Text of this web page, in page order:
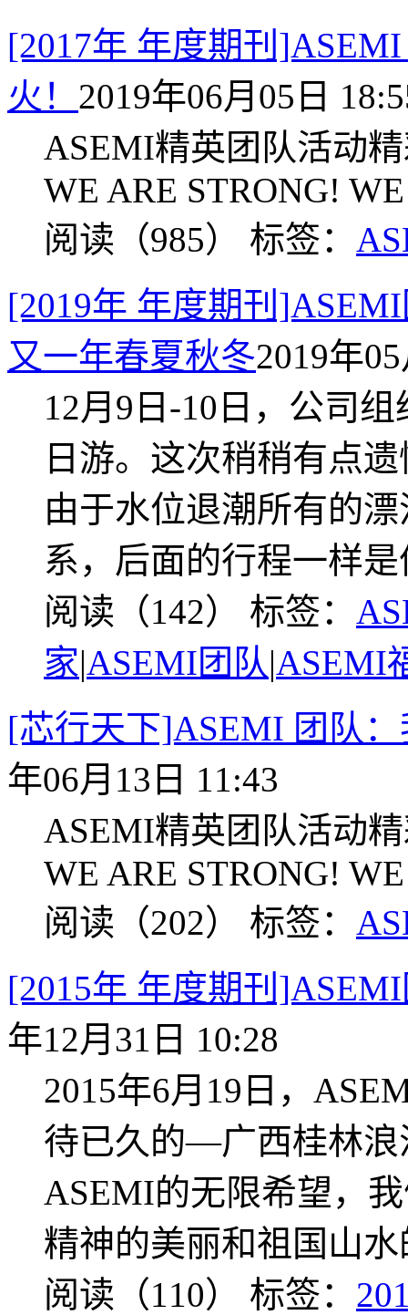
[2017年 年度期刊
火！ 2019年06月05日
ASEMI精英团队活动
WE ARE STRONG!
阅读（985） 标签：
[2019年 年度期刊
又一年春夏秋冬2019年
12月9日-10日，公司
日游。这次稍稍有点
由于水位退潮所有的
系，后面的行程一样
阅读（142） 标签：
家|ASEMI团队|ASEMI
[芯行天下]ASEMI 团队
年06月13日 11:43
ASEMI精英团队活动
WE ARE STRONG!
阅读（202） 标签：
[2015年 年度期刊
年12月31日 10:28
2015年6月19日，
待已久的—广西桂林浪
ASEMI的无限希望，
精神的美丽和祖国山
阅读（110） 标签：